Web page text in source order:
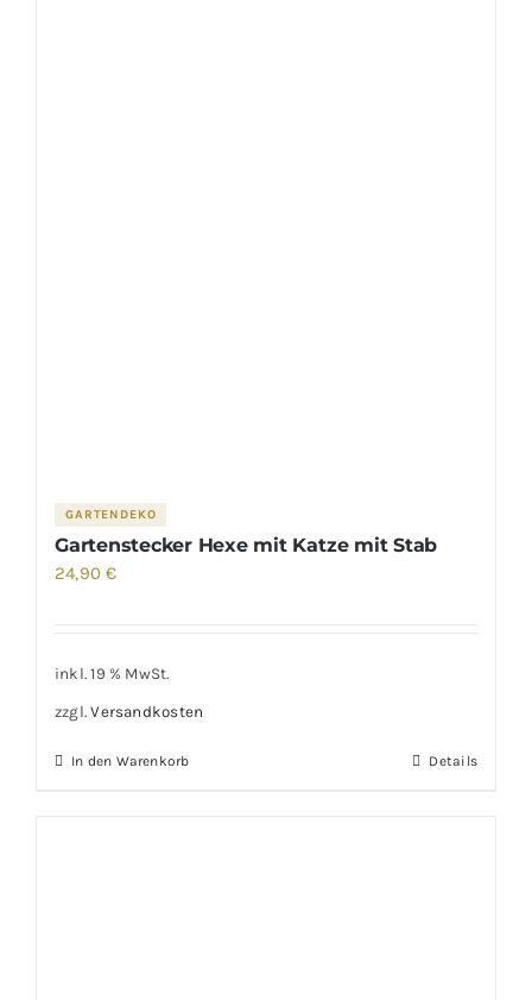
GARTENDEKO
Gartenstecker Hexe mit Katze mit Stab
24,90€
inkl. 19 % MwSt.
zzgl.Versandkosten
In den Warenkorb Details